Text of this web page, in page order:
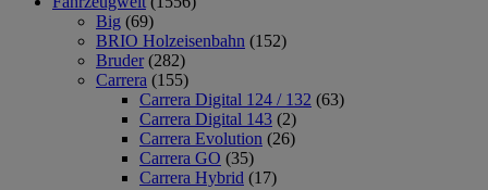
Big (69)
BRIO Holzeisenbahn (152)
Bruder (282)
Carrera (155)
Carrera Digital 124 / 132 (63)
Carrera Digital 143 (2)
Carrera Evolution (26)
Carrera GO (35)
Carrera Hybrid (17)